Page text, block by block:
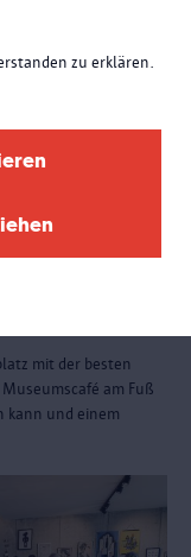
zu erklären.
mit der besten
am Fuß
kann und einem